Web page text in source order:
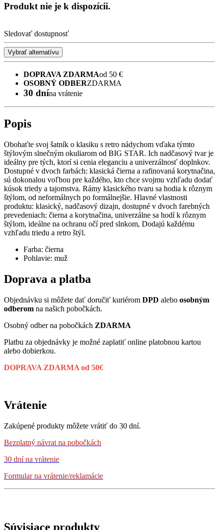
Produkt nie je k dispozícii.
Sledovať dostupnosť
Vybrať alternatívu
DOPRAVA ZDARMAod 50 €
OSOBNÝ ODBERZDARMA
30 dnína vrátenie
Popis
Obohaťte svoj šatník o klasiku s retro nádychom vďaka týmto
štýlovým slnečným okuliarom od BIG STAR. Ich nadčasový tvar je
ideálny pre tých, ktorí si cenia eleganciu a univerzálnosť doplnkov.
Dostupné v dvoch farbách: klasická čierna a rafinovaná korytnačina,
sú dokonalou voľbou pre každého, kto chce svojmu vzhľadu dodať
kúsok triedy a tajomstva. Rámy klasického tvaru sa hodia k rôznym
štýlom, od neformálnych po formálnejšie. Hlavné vlastnosti
produktu: klasický, nadčasový dizajn, dostupné v dvoch farebných
prevedeniach: čierna a korytnačina, univerzálne sa hodí k rôznym
štýlom, ideálne na ochranu očí pred slnkom, Dodajú každému
vzhľadu triedu a retro štýl.
Farba: čierna
Pohlavie: muž
Doprava a platba
Objednávku si môžete dať doručiť kuriérom DPD alebo osobným
odberom na našich pobočkách.
Osobný odber na pobočkách ZDARMA
Platbu za objednávky je možné zaplatiť online platobnou kartou
alebo dobierkou.
DOPRAVA ZDARMA od 50€
Vrátenie
Zakúpené produkty môžete vrátiť do 30 dní.
Bezplatný návrat na pobočkách
30 dní na vrátenie
Formular na vrátenie/reklamácie
Súvisiace produkty